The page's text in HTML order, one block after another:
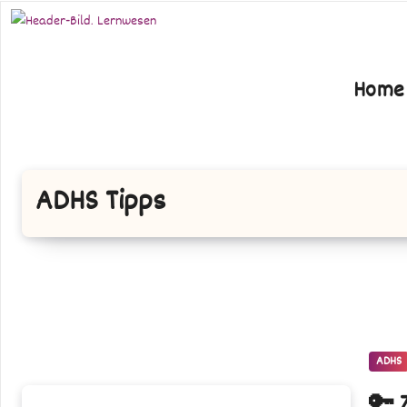
Zum
Home
ADHS Tipps
ADHS